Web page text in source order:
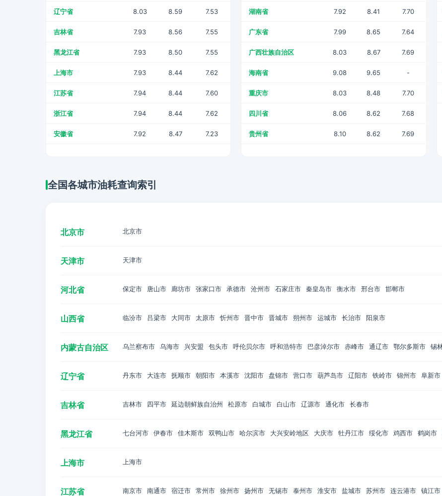
辽宁省 8.03 8.59 7.53
吉林省 7.93 8.56 7.55
黑龙江省 7.93 8.50 7.55
上海市 7.93 8.44 7.62
江苏省 7.94 8.44 7.60
浙江省 7.94 8.44 7.62
安徽省 7.92 8.47 7.23
湖南省 7.92 8.41 7.70
广东省 7.99 8.65 7.64
广西壮族自治区 8.03 8.67 7.69
海南省 9.08 9.65 -
重庆市 8.03 8.48 7.70
四川省 8.06 8.62 7.68
贵州省 8.10 8.62 7.69
全国各城市油耗查询索引
北京市 北京市
天津市 天津市
河北省 保定市 唐山市 廊坊市 张家口市 承德市 沧州市 石家庄市 秦皇岛市 衡水市 邢台市 邯郸市
山西省 临汾市 吕梁市 大同市 太原市 忻州市 晋中市 晋城市 朔州市 运城市 长治市 阳泉市
内蒙古自治区 乌兰察布市 乌海市 兴安盟 包头市 呼伦贝尔市 呼和浩特市 巴彦淖尔市 赤峰市 通辽市 鄂尔多斯市 锡
辽宁省 丹东市 大连市 抚顺市 朝阳市 本溪市 沈阳市 盘锦市 营口市 葫芦岛市 辽阳市 铁岭市 锦州市 阜新市
吉林省 吉林市 四平市 延边朝鲜族自治州 松原市 白城市 白山市 辽源市 通化市 长春市
黑龙江省 七台河市 伊春市 佳木斯市 双鸭山市 哈尔滨市 大兴安岭地区 大庆市 牡丹江市 绥化市 鸡西市 鹤岗市
上海市 上海市
江苏省 南京市 南通市 宿迁市 常州市 徐州市 扬州市 无锡市 泰州市 淮安市 盐城市 苏州市 连云港市 镇江市